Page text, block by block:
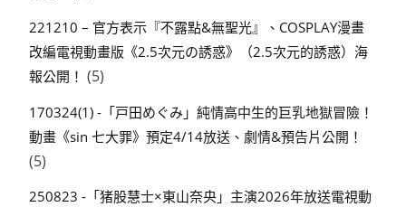
221210 – 官方表示『不露點&無聖光』、COSPLAY漫畫
改編電視動畫版《2.5次元の誘惑》（2.5次元的誘惑）海
報公開！ (5)
170324(1) -「戸田めぐみ」純情高中生的巨乳地獄冒險！
動畫《sin 七大罪》預定4/14放送、劇情&預告片公開！
(5)
250823 -「猪股慧士×東山奈央」主演2026年放送電視動